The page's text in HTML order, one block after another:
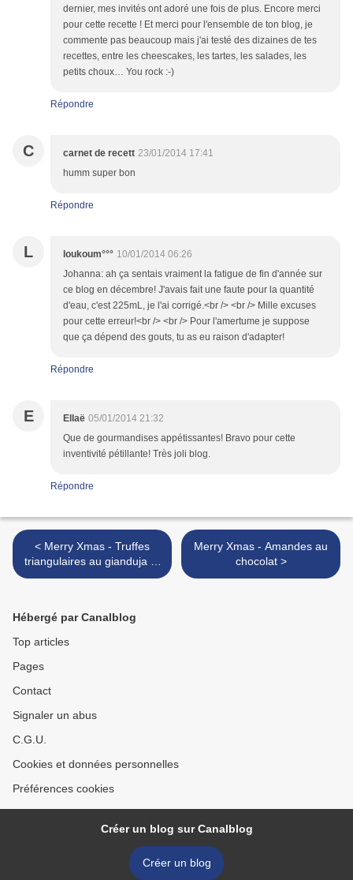
dernier, mes invités ont adoré une fois de plus. Encore merci
pour cette recette ! Et merci pour l'ensemble de ton blog, je
commente pas beaucoup mais j'ai testé des dizaines de tes
recettes, entre les cheescakes, les tartes, les salades, les
petits choux… You rock :-)
Répondre
C carnet de recett 23/01/2014 17:41
humm super bon
Répondre
L loukoum°°° 10/01/2014 06:26
Johanna: ah ça sentais vraiment la fatigue de fin d'année sur
ce blog en décembre! J'avais fait une faute pour la quantité
d'eau, c'est 225mL, je l'ai corrigé.<br /> <br /> Mille excuses
pour cette erreur!<br /> <br /> Pour l'amertume je suppose
que ça dépend des gouts, tu as eu raison d'adapter!
Répondre
E Ellaë 05/01/2014 21:32
Que de gourmandises appétissantes! Bravo pour cette
inventivité pétillante! Très joli blog.
Répondre
< Merry Xmas - Truffes
triangulaires au gianduja et
aux éclats de noisette
Merry Xmas - Amandes au
chocolat >
Hébergé par Canalblog
Top articles
Pages
Contact
Signaler un abus
C.G.U.
Cookies et données personnelles
Préférences cookies
Créer un blog sur Canalblog
Créer un blog